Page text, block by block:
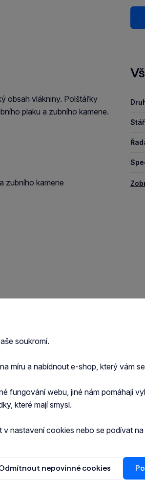
obsah vlákniny. Polštářky
plaku a zubního kamene.
zubního kamene
bílkovinné extrakty,
látky, mléko a mlékárenské
%, vlhkost 9,0 %
soukromí.
míru a nabídnout e-shop, který vám
fungování webu, jiné nám pomáhají
které mají smysl.
v nastavení cookies nebo se podívat na
nepovinné cookies